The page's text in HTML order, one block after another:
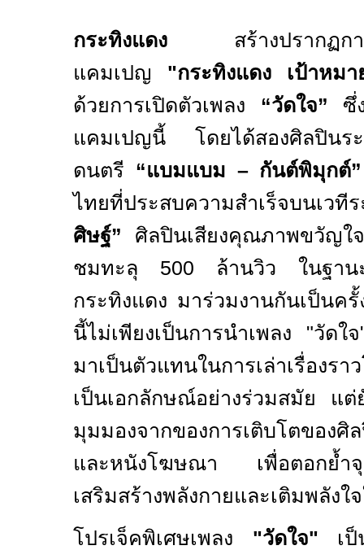
กระทิงแดง สร้างปรากฏการ
แคมเปญ "กระทิงแดง เป้าหม
ด้วยการเปิดตัวเพลง “วัดใจ”
ซึ่
แคมเปญนี้ โดยได้สองศิลปินระ
ดนตรี “แบมแบม – กันต์พิมุกต์”
ไทยที่ประสบความสำเร็จบนเวที
ศิษฐ์” ศิลปินเสียงคุณภาพขวัญใ
ชมทะลุ 500 ล้านวิว ในฐาน
กระทิงแดง มาร่วมงานกันเป็นค
นี้ไม่เพียงเป็นการนำเพลง "วัด
มาเป็นตัวแทนในการเล่าเรื่องร
เป็นเอกลักษณ์อย่างร่วมสมัย แต่
มุมมองจากของการเติบโตของศิ
และหนังโฆษณา เพื่อตอกย้ำจุ
เสริมสร้างพลังกายและเติมพลังใ
โปรเจ็คพิเศษเพลง "วัดใจ" เป็